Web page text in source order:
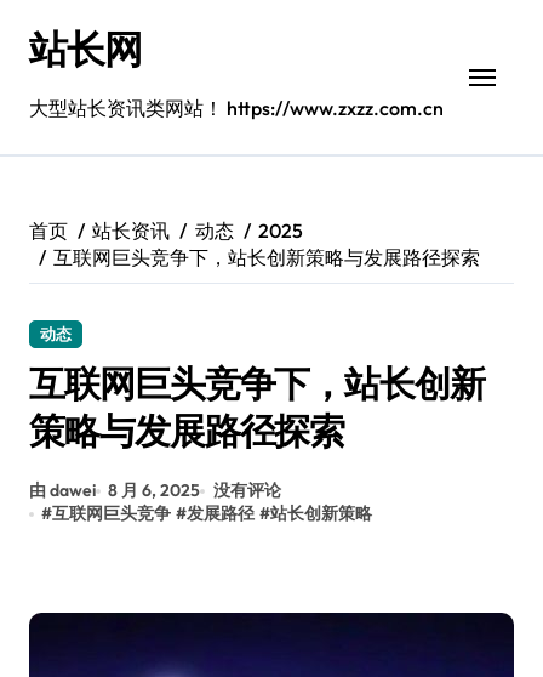
站长网
大型站长资讯类网站！ https://www.zxzz.com.cn
首页 站长资讯 动态
2025
互联网巨头竞争下，站长创新策略与发展路径探索
动态
互联网巨头竞争下，站长创新
策略与发展路径探索
由 dawei 8 月 6, 2025 没有评论
#互联网巨头竞争 #发展路径 #站长创新策略